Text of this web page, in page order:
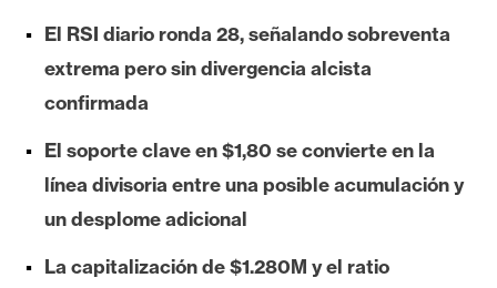
n
á
l
s
i
s
El RSI diario ronda 28, señalando sobreventa
extrema pero sin divergencia alcista
confirmada
El soporte clave en $1,80 se convierte en la
línea divisoria entre una posible acumulación y
un desplome adicional
La capitalización de $1.280M y el ratio